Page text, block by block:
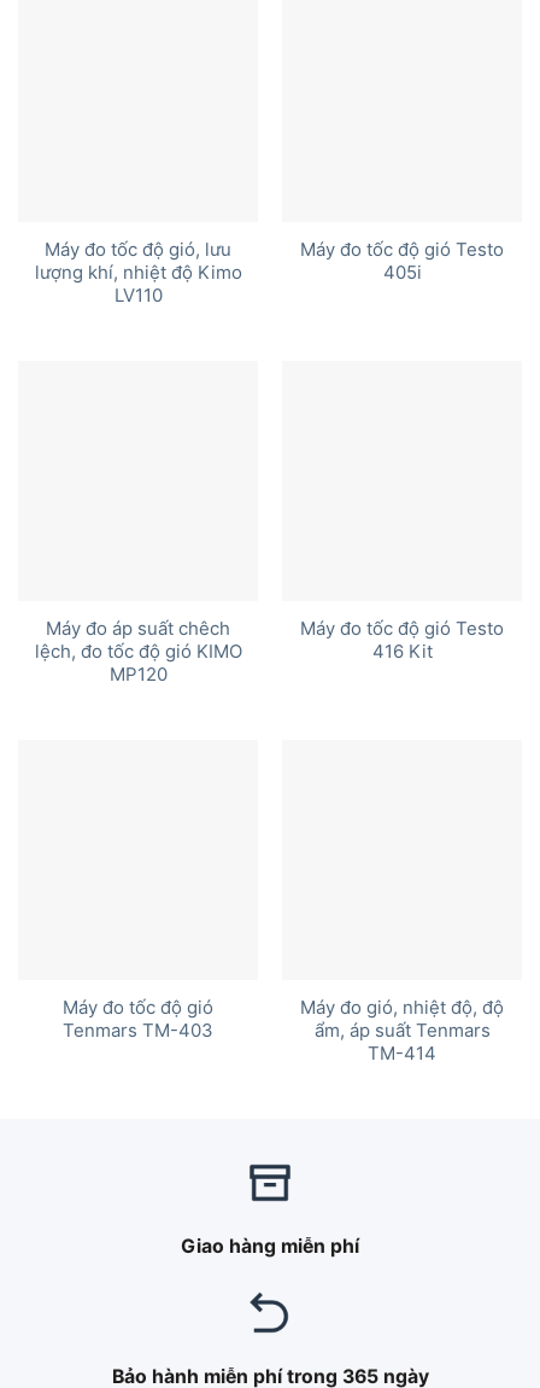
Máy đo tốc độ gió, lưu
lượng khí, nhiệt độ Kimo
LV110
Máy đo tốc độ gió Testo
405i
Máy đo áp suất chêch
lệch, đo tốc độ gió KIMO
MP120
Máy đo tốc độ gió Testo
416 Kit
Máy đo tốc độ gió
Tenmars TM-403
Máy đo gió, nhiệt độ, độ
ẩm, áp suất Tenmars
TM-414
Giao hàng miễn phí
Bảo hành miễn phí trong 365 ngày